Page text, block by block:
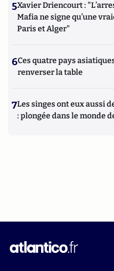
5Xavier Driencourt :
Mafia ne signe qu’une
Paris et Alger"
6Ces quatre pays
renverser la table
7Les singes ont eux aussi
: plongée dans le monde